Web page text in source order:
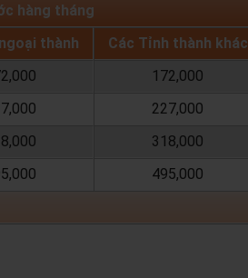
hàng tháng
thành
Các Tỉnh thành khác
172,000
227,000
318,000
495,000